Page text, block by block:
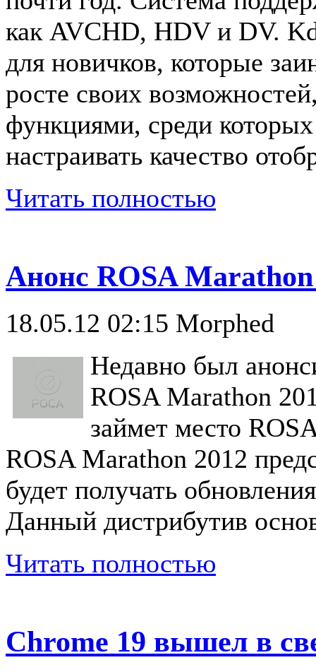
как AVCHD, HDV и DV.
для новичков, которые
росте своих
функциями, среди
настраивать качество
Читать полностью
Анонс ROSA Marathon
18.05.12 02:15 Morphed
Недавно был
ROSA Marathon
займет место
ROSA Marathon 2012
будет получать
Данный дистрибутив
Читать полностью
Chrome 19 вышел в